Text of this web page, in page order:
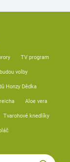
TV program
volby
Honzy Dědka
Aloe vera
Tvarohové knedlíky